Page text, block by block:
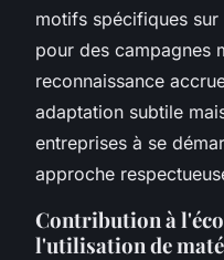
motifs spécifiques
pour des campagnes
reconnaissance
adaptation subtile
entreprises à se
approche
Contribution à
l'utilisation de